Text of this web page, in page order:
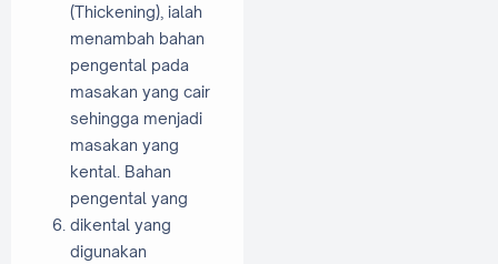
(Thickening), ialah
menambah bahan
pengental pada
masakan yang cair
sehingga menjadi
masakan yang
kental. Bahan
pengental yang
dikental yang
digunakan